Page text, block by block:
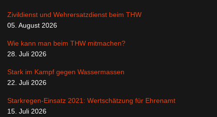
Zivildienst und Wehrersatzdienst beim THW
05. August 2026
Wie kann man beim THW mitmachen?
28. Juli 2026
Stark im Kampf gegen Wassermassen
22. Juli 2026
Starkregen-Einsatz 2021: Wertschätzung für Ehrenamt
15. Juli 2026